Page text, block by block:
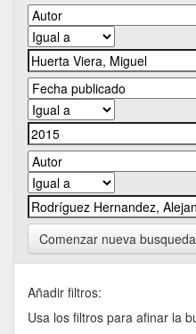
Comenzar nueva busqueda
Añadir filtros:
Usa los filtros para afinar la